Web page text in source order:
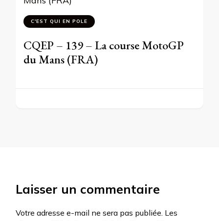
C'EST QUI EN POLE
CQEP – 139 – La course MotoGP
du Mans (FRA)
Laisser un commentaire
Votre adresse e-mail ne sera pas publiée. Les